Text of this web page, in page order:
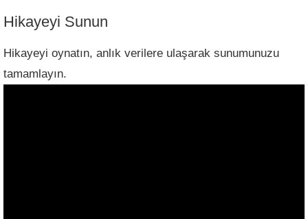
Hikayeyi Sunun
Hikayeyi oynatın, anlık verilere ulaşarak sunumunuzu
tamamlayın.